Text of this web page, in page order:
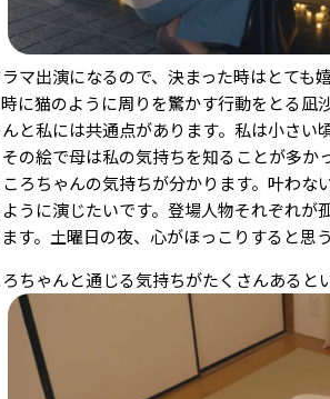
ラマ出演になるので、決まった時はとて
に猫のように周りを驚かす行動をとる
と私には共通点があります。私は小さ
の絵で母は私の気持ちを知ることが多
ろちゃんの気持ちが分かります。叶わ
うに演じたいです。登場人物それぞれ
す。土曜日の夜、心がほっこりすると思
ちゃんと通じる気持ちがたくさんあると